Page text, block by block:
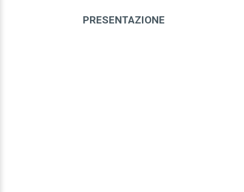
PRESENTAZIONE